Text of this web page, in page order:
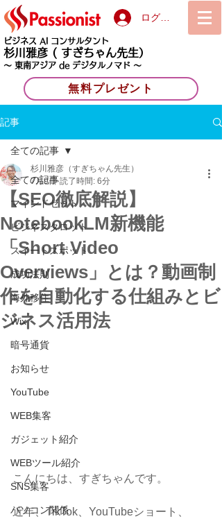
ログイン
ビジネス AI コンサルタント
杉川雅彦 ( すぎちゃん先生）
〜 東南アジア de デジタルノマド 〜
無料プレゼント
記事
全ての記事
マインドセット
ビジネスタロット
スイートスポット
成功法則
海外移住
Wix
暗号通貨
お知らせ
YouTube
WEB集客
ガジェット紹介
WEBツール紹介
SNS集客
パソコン関係
全ての記事
【SEO徹底解説】
NotebookLM新機能
「Short Video
Overviews」とは？動画制
作を自動化する仕組みとビ
ジネス活用法
杉川雅彦（すぎちゃん先生）
7月9日 読了時間: 6分
こんにちは、すぎちゃんです。
近年、TikTok、YouTubeショート、